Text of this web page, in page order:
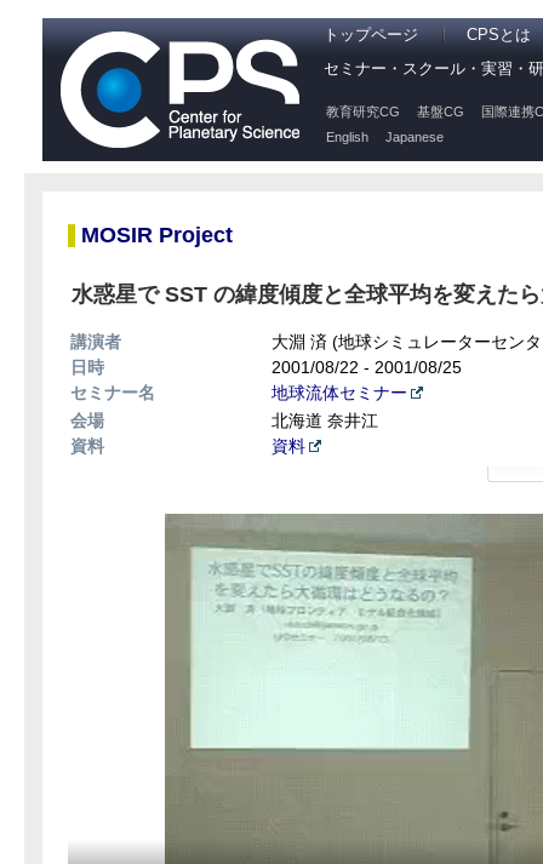
トップページ
CPSとは
セミナー・スクール・実習・
教育研究CG 基盤CG
国際連携
English
Japanese
MOSIR Project
水惑星で SST の緯度傾度と全球平均を変えた
講演者
大淵 済 (地球シミュレーターセン
日時
2001/08/22 - 2001/08/25
セミナー名
地球流体セミナー
会場
北海道 奈井江
資料
資料